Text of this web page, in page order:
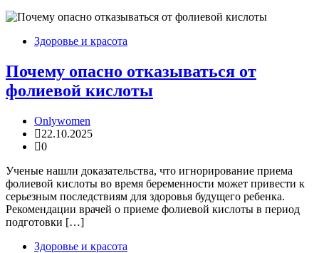
Здоровье и красота
Почему опасно отказываться от
фолиевой кислоты
Onlywomen
22.10.2025
0
Ученые нашли доказательства, что игнорирование приема
фолиевой кислоты во время беременности может привести к
серьезным последствиям для здоровья будущего ребенка.
Рекомендации врачей о приеме фолиевой кислоты в период
подготовки […]
Здоровье и красота